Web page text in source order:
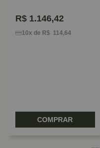
R$ 1.146,42
10x de R$ 114,64
COMPRAR